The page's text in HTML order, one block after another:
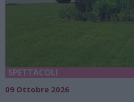
SPETTACOLI
09 Ottobre 2026